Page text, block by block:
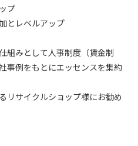
プ
とレベルアップ
組みとして人事制度（賃金制
事例をもとにエッセンスを集約
リサイクルショップ様にお勧め